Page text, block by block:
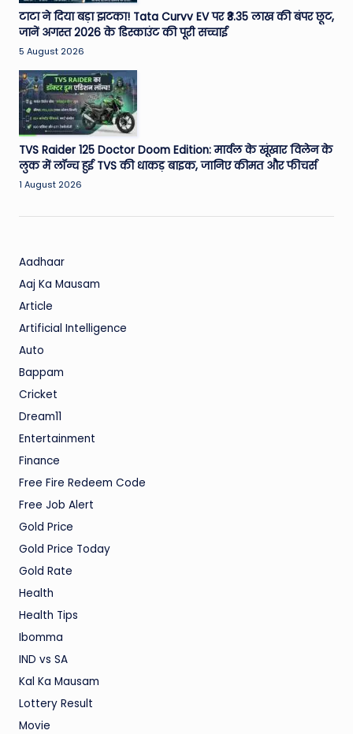
टाटा ने दिया बड़ा झटका! Tata Curvv EV पर ₹3.35 लाख की बंपर छूट,
जानें अगस्त 2026 के डिस्काउंट की पूरी सच्चाई
5 August 2026
TVS Raider 125 Doctor Doom Edition: मार्वल के खूंखार विलेन के
लुक में लॉन्च हुई TVS की धाकड़ बाइक, जानिए कीमत और फीचर्स
1 August 2026
Aadhaar
Aaj Ka Mausam
Article
Artificial Intelligence
Auto
Bappam
Cricket
Dream11
Entertainment
Finance
Free Fire Redeem Code
Free Job Alert
Gold Price
Gold Price Today
Gold Rate
Health
Health Tips
Ibomma
IND vs SA
Kal Ka Mausam
Lottery Result
Movie